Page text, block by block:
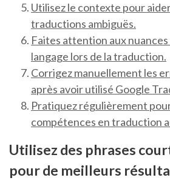
Utilisez le contexte pour
traductions ambiguës.
Faites attention aux
langage lors de la traduction.
Corrigez manuellement les
après avoir utilisé Google
Pratiquez régulièrement
compétences en traduction
Utilisez des phrases
pour de meilleurs